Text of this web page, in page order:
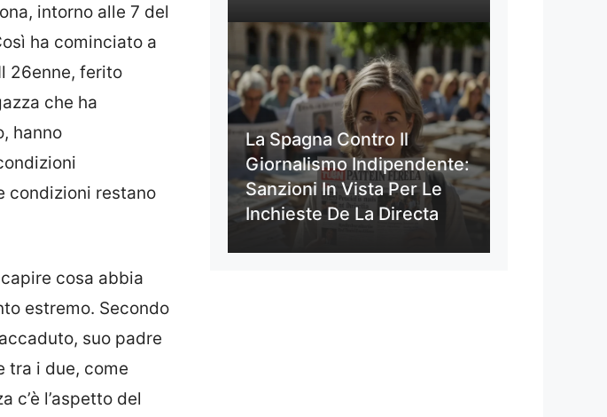
intorno alle 7 del
ha cominciato a
26enne, ferito
che ha
hanno
condizioni restano
cosa abbia
estremo. Secondo
suo padre
tra i due, come
c’è l’aspetto del
La Spagna Contro Il
Giornalismo Indipendente:
Sanzioni In Vista Per Le
Inchieste De La Directa